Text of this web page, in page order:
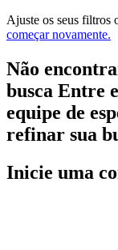
Ajuste os seus filtros
começar novamente.
Não
busca Entre
equipe de
refinar sua
Inicie uma